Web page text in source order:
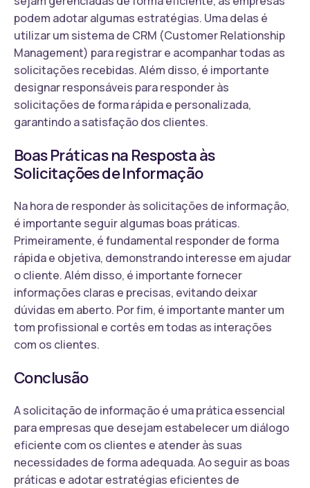
podem adotar algumas estratégias. Uma delas é
utilizar um sistema de CRM (Customer Relationship
Management) para registrar e acompanhar todas as
solicitações recebidas. Além disso, é importante
designar responsáveis para responder às
solicitações de forma rápida e personalizada,
garantindo a satisfação dos clientes.
Boas Práticas na Resposta às
Solicitações de Informação
Na hora de responder às solicitações de informação,
é importante seguir algumas boas práticas.
Primeiramente, é fundamental responder de forma
rápida e objetiva, demonstrando interesse em ajudar
o cliente. Além disso, é importante fornecer
informações claras e precisas, evitando deixar
dúvidas em aberto. Por fim, é importante manter um
tom profissional e cortês em todas as interações
com os clientes.
Conclusão
A solicitação de informação é uma prática essencial
para empresas que desejam estabelecer um diálogo
eficiente com os clientes e atender às suas
necessidades de forma adequada. Ao seguir as boas
práticas e adotar estratégias eficientes de